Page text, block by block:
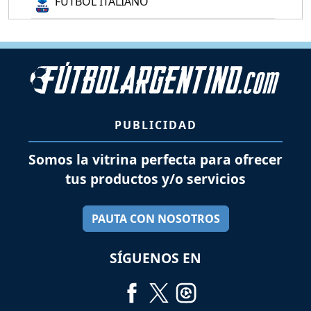
PUBLICIDAD
Somos la vitrina perfecta para ofrecer
tus productos y/o servicios
PAUTA CON NOSOTROS
SÍGUENOS EN